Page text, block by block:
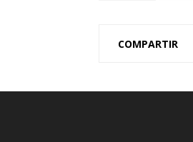
COMPARTIR